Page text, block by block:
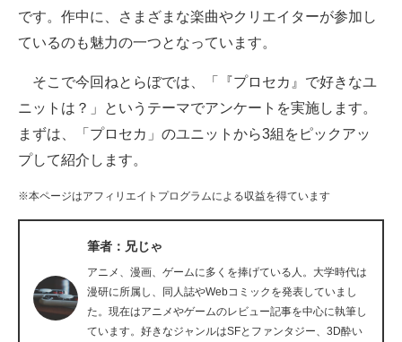
企業ITのトレンドを詳説
経営リーダーのコミュニティ
ITエンジニア向け専門サイト
企業向けIT製品の総合サイト
製造業のIT導入・活用を支援
モノづくり技術者専門サイト
です。作中に、さまざまな楽曲やクリエイターが参加し
ているのも魅力の一つとなっています。
そこで今回ねとらぼでは、「『プロセカ』で好きなユ
ニットは？」というテーマでアンケートを実施します。
まずは、「プロセカ」のユニットから3組をピックアッ
プして紹介します。
※本ページはアフィリエイトプログラムによる収益を得ています
筆者：兄じゃ
アニメ、漫画、ゲームに多くを捧げている人。大学時代は
漫研に所属し、同人誌やWebコミックを発表していまし
た。現在はアニメやゲームのレビュー記事を中心に執筆し
ています。好きなジャンルはSFとファンタジー、3D酔い